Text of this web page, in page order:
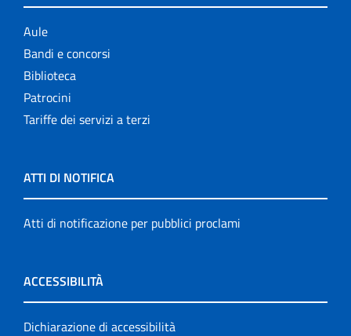
Aule
Bandi e concorsi
Biblioteca
Patrocini
Tariffe dei servizi a terzi
ATTI DI NOTIFICA
Atti di notificazione per pubblici proclami
ACCESSIBILITÀ
Dichiarazione di accessibilità